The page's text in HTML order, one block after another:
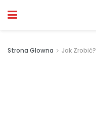
Strona Glowna Jak Zrobić?